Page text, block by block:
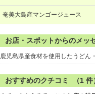
奄美大島産マンゴージュース
お店・スポットからのメッ
鹿児島県産食材を使用したうど
おすすめのクチコミ （1 件